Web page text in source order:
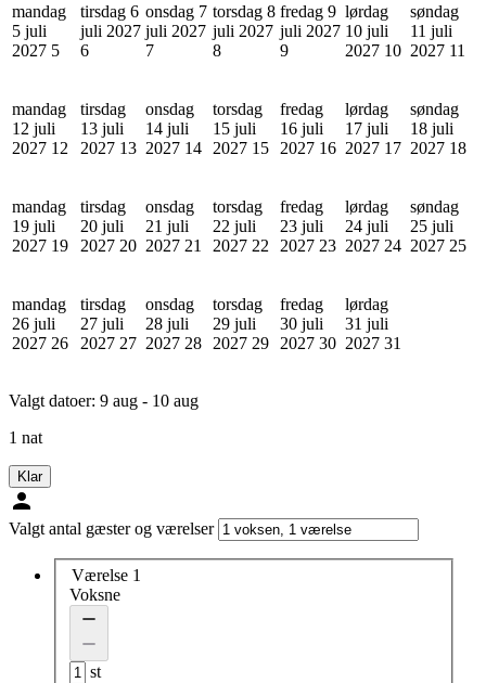
mandag
5 juli
2027 5
tirsdag 6
juli 2027
6
onsdag 7
juli 2027
7
torsdag 8
juli 2027
8
fredag 9
juli 2027
9
lørdag
10 juli
2027 10
søndag
11 juli
2027 11
mandag
12 juli
2027 12
tirsdag
13 juli
2027 13
onsdag
14 juli
2027 14
torsdag
15 juli
2027 15
fredag
16 juli
2027 16
lørdag
17 juli
2027 17
søndag
18 juli
2027 18
mandag
19 juli
2027 19
tirsdag
20 juli
2027 20
onsdag
21 juli
2027 21
torsdag
22 juli
2027 22
fredag
23 juli
2027 23
lørdag
24 juli
2027 24
søndag
25 juli
2027 25
mandag
26 juli
2027 26
tirsdag
27 juli
2027 27
onsdag
28 juli
2027 28
torsdag
29 juli
2027 29
fredag
30 juli
2027 30
lørdag
31 juli
2027 31
Valgt datoer: 9 aug - 10 aug
1 nat
Klar
Valgt antal gæster og værelser
Værelse 1
Voksne
st